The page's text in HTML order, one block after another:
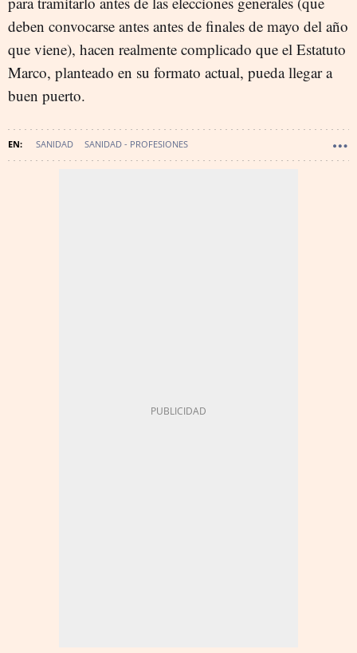
deben convocarse antes antes de finales de mayo del año
que viene), hacen realmente complicado que el Estatuto
Marco, planteado en su formato actual, pueda llegar a
buen puerto.
SANIDAD SANIDAD - PROFESIONES